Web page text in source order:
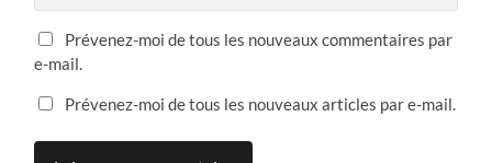
Prévenez-moi de tous les nouveaux commentaires par
e-mail.
Prévenez-moi de tous les nouveaux articles par e-mail.